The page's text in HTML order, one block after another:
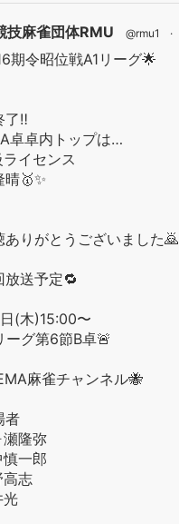
技麻雀団体RMU @rmu1 ·
期令昭位戦A1リーグ🌟
了‼️
卓卓内トップは…
ライセンス
晴🥇✨
ありがとうございました🙇
放送予定🔁
(木)15:00〜
ーグ第6節B卓🚨
麻雀チャンネル🐝
者
瀬隆弥
慎一郎
高志
光